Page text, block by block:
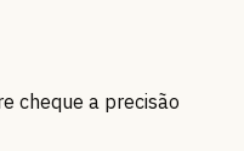
cheque a precisão